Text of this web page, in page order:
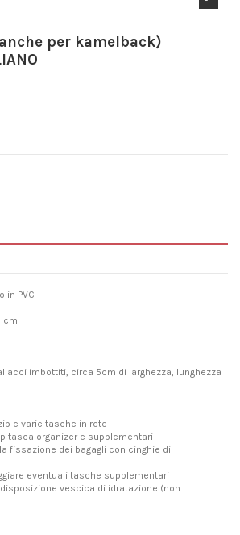
per kamelback)
in PVC
cm
imbottiti, circa 5cm di larghezza, lunghezza
e varie tasche in rete
tasca organizer e supplementari
fissazione dei bagagli con cinghie di
eventuali tasche supplementari
vescica di idratazione (non